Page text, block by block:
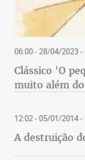
06:00 - 28/04/2023-
Clássico 'O
muito além
12:02 - 05/01/2014-
A destruição